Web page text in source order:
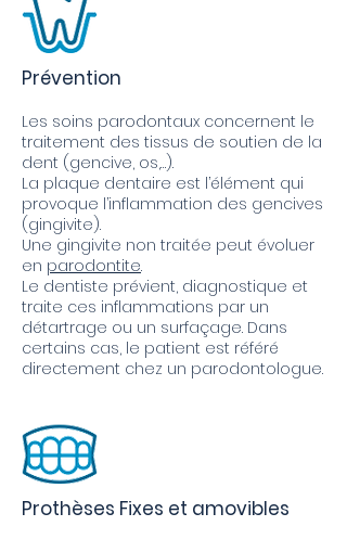
Prévention
Les soins parodontaux concernent le
traitement des tissus de soutien de la
dent (gencive, os,…).
La plaque dentaire est l’élément qui
provoque l’inflammation des gencives
(gingivite).
Une gingivite non traitée peut évoluer
en parodontite.
Le dentiste prévient, diagnostique et
traite ces inflammations par un
détartrage ou un surfaçage. Dans
certains cas, le patient est référé
directement chez un parodontologue.
Prothèses Fixes et amovibles